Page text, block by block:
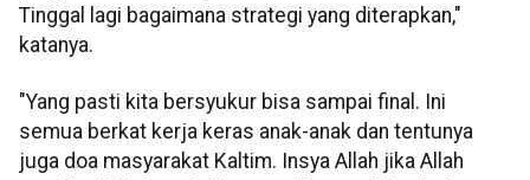
Tinggal lagi bagaimana strategi yang diterapkan,"
katanya.
"Yang pasti kita bersyukur bisa sampai final. Ini
semua berkat kerja keras anak-anak dan tentunya
juga doa masyarakat Kaltim. Insya Allah jika Allah